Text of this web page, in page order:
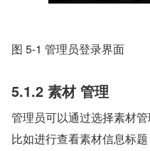
图 5-1 管理员登录界面
5.1.2 素材 管理
管理员可以通过选择素材
比如进行查看素材信息标